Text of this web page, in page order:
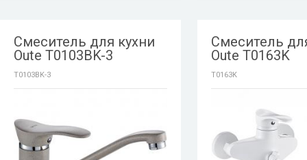
Смеситель для кухни
Oute T0103BK-3
T0103BK-3
Смеситель
Oute T0163K
T0163K